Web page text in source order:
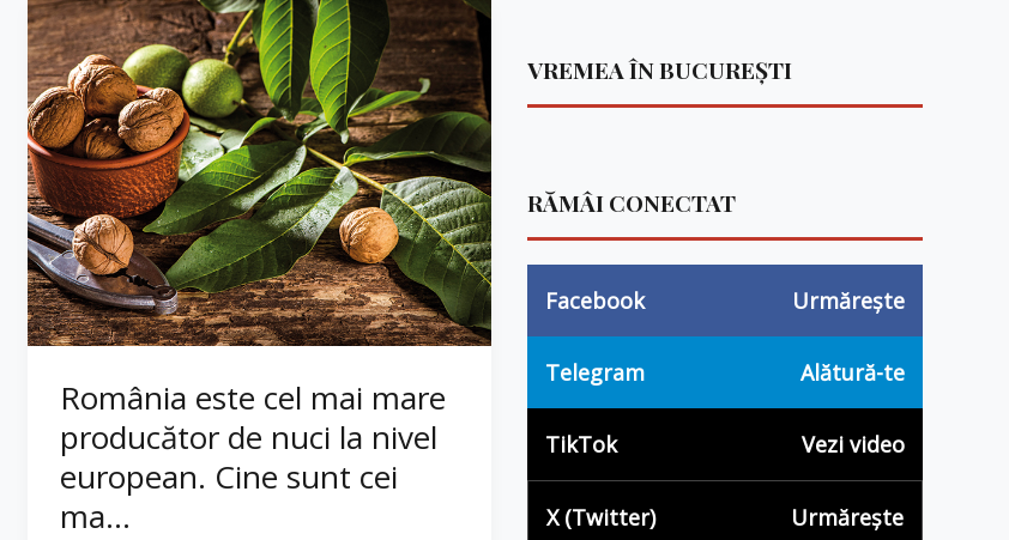
România este cel mai mare
producător de nuci la nivel
european. Cine sunt cei
ma...
VREMEA ÎN BUCUREȘTI
RĂMÂI CONECTAT
Facebook Urmărește
Telegram Alătură-te
TikTok Vezi video
X (Twitter) Urmărește